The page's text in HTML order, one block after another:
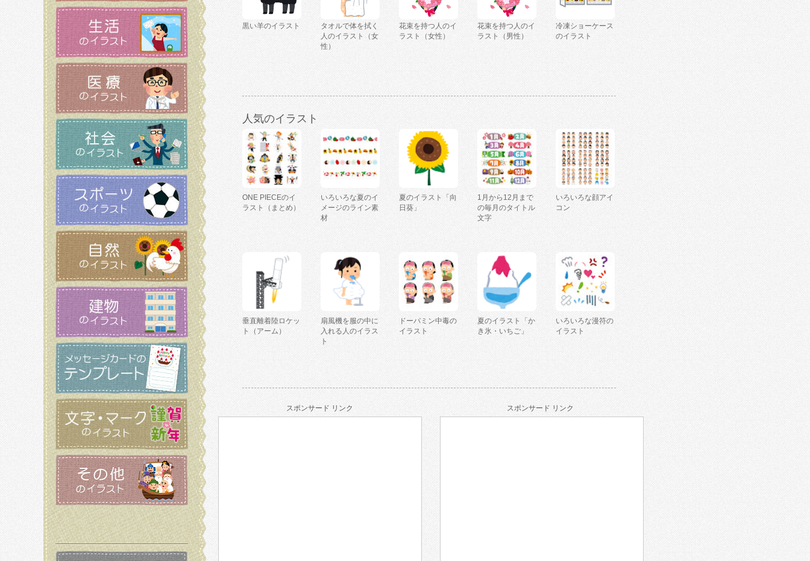
黒い羊のイラスト
タオルで体を拭く
人のイラスト（女
性）
花束を持つ人のイ
ラスト（女性）
花束を持つ人のイ
ラスト（男性）
冷凍ショーケース
のイラスト
人気のイラスト
ONE PIECEのイ
ラスト（まとめ）
いろいろな夏のイ
メージのライン素
材
夏のイラスト「向
日葵」
1月から12月まで
の毎月のタイトル
文字
いろいろな顔アイ
コン
垂直離着陸ロケッ
ト（アーム）
扇風機を服の中に
入れる人のイラス
ト
ドーパミン中毒の
イラスト
夏のイラスト「か
き氷・いちご」
いろいろな漫符の
イラスト
スポンサード リンク スポンサード リンク